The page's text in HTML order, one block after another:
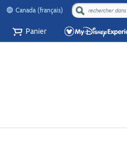
Canada (français)
Panier